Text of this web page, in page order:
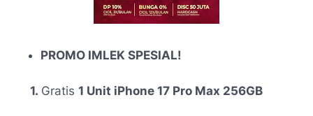
PROMO IMLEK SPESIAL!
1. Gratis 1 Unit iPhone 17 Pro Max 256GB